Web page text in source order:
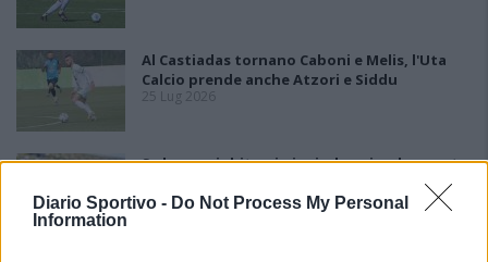
Diario Sportivo - Do Not Process My Personal
Information
Al Castiadas tornano Caboni e Melis, l'Uta
Calcio prende anche Atzori e Siddu
25 Lug 2026
Sa basca sighit a si pigai a bussinadas: custu
fini de cida passau sa Sardìnnia fiat unu de is
logus prus callentis in totu s'Europa